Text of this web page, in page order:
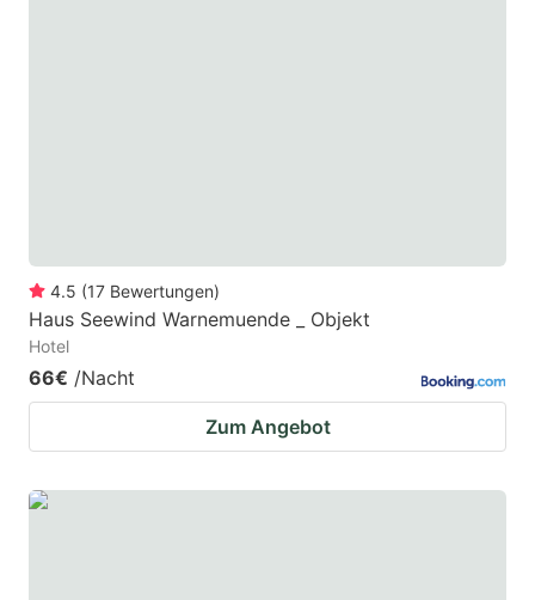
4.5 (17 Bewertungen)
Haus Seewind Warnemuende _ Objekt
Hotel
66€ /Nacht
Zum Angebot